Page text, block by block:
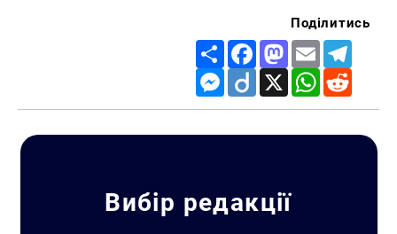
Поділитись
Share FacebookMastodon
Email
Messenger
Diigo X WhatsApp
Вибір редакції